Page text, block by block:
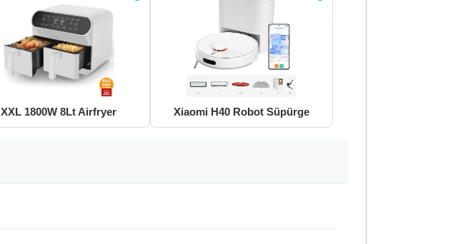
XXL 1800W 8Lt Airfryer Xiaomi H40 Robot Süpürge